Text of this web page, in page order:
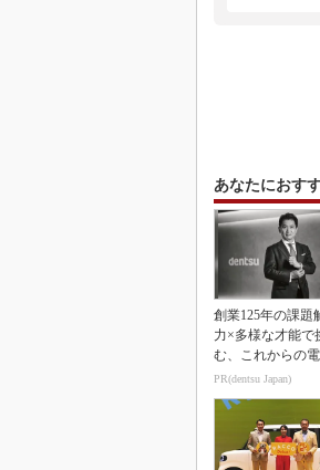
あなたにおす
創業125年の課題
力×多様な才能で
む、これからの
PR(dentsu Japan)